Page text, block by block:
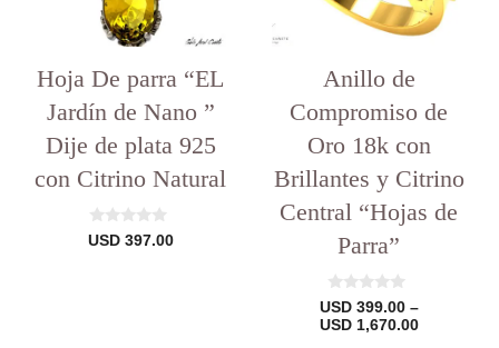
Hoja De parra “EL
Jardín de Nano ”
Dije de plata 925
con Citrino Natural
0
d
USD397.00
Anillo de
Compromiso de
Oro 18k con
Brillantes y Citrino
Central “Hojas de
Parra”
0
d
e
USD399.00 –
USD1,670.00Rango
pueden
página
producto